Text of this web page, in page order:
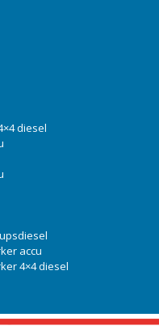
diesel
accu
4×4 diesel